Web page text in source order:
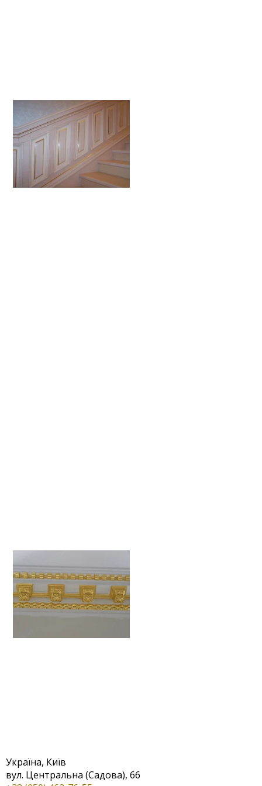
Україна, Київ
вул. Центральна (Садова), 66